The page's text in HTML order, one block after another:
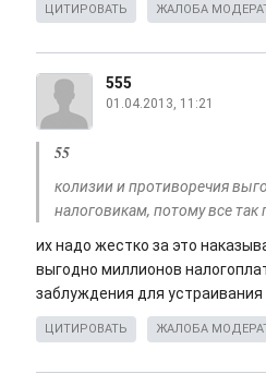
ЦИТИРОВАТЬ ЖАЛОБА
555
01.04.2013, 11:21
55
колизии и противоречия
налоговикам, потому все
их надо жестко за это
выгодно миллионов
заблуждения для
ЦИТИРОВАТЬ ЖАЛОБА